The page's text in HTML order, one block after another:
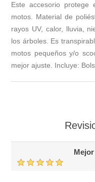
Este accesorio
motos. Material de
rayos UV, calor, lluvia,
los árboles. Es
motos pequeños y/o
mejor ajuste. Incluye: